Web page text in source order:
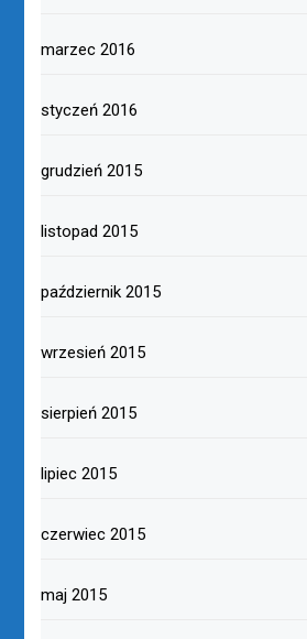
marzec 2016
styczeń 2016
grudzień 2015
listopad 2015
październik 2015
wrzesień 2015
sierpień 2015
lipiec 2015
czerwiec 2015
maj 2015